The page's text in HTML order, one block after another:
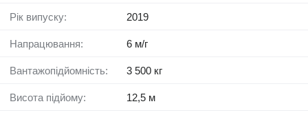
Рік випуску: 2019
Напрацювання: 6 м/г
Вантажопідйомність: 3 500 кг
Висота підйому: 12,5 м